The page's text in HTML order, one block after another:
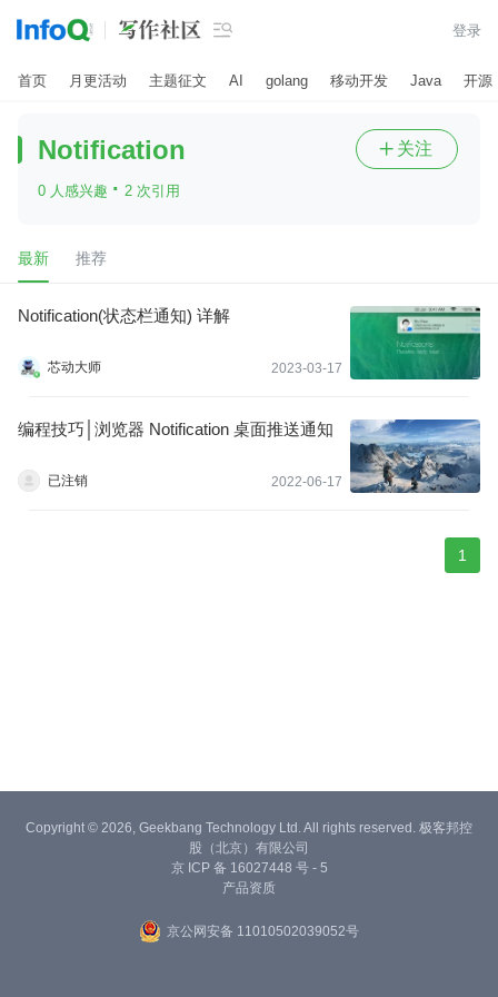
 登录
首页 月更活动 主题征文 AI golang 移动开发 Java 开源
Notification
0 人感兴趣 · 2 次引用
 关注
最新 推荐
Notification(状态栏通知) 详解
芯动大师 2023-03-17
编程技巧│浏览器 Notification 桌面推送通知
已注销 2022-06-17
1
Copyright © 2026, Geekbang Technology Ltd. All rights reserved. 极客邦控
股（北京）有限公司
京 ICP 备 16027448 号 - 5
产品资质
京公网安备 11010502039052号